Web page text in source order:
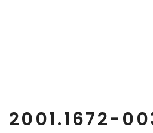
2001.1672-